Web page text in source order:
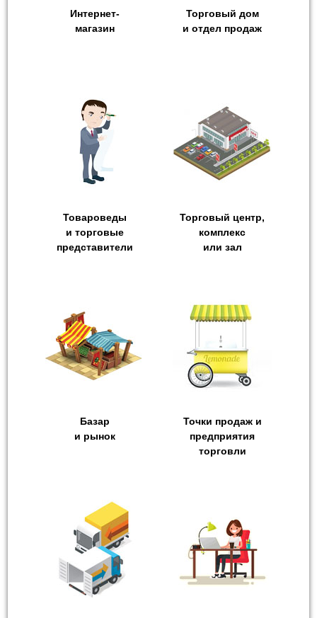
Интернет-
магазин
Торговый дом
и отдел продаж
Товароведы
и торговые
представители
Торговый центр,
комплекс
или зал
Базар
и рынок
Точки продаж и
предприятия
торговли